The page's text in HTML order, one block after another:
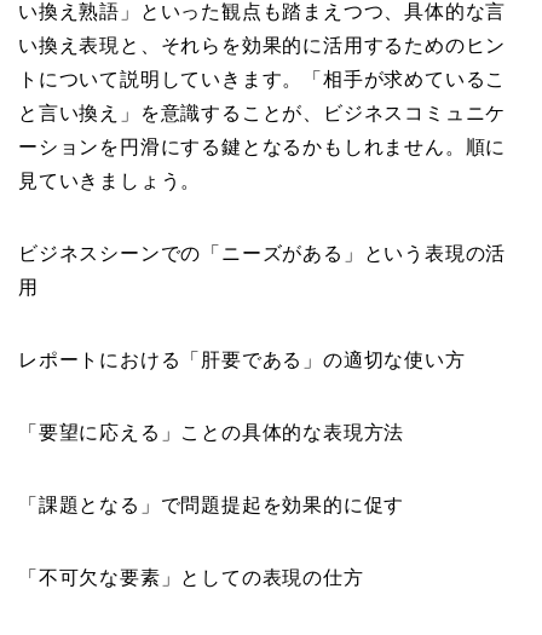
い換え熟語」といった観点も踏まえつつ、具体的な言
い換え表現と、それらを効果的に活用するためのヒン
トについて説明していきます。「相手が求めているこ
と言い換え」を意識することが、ビジネスコミュニケ
ーションを円滑にする鍵となるかもしれません。順に
見ていきましょう。
ビジネスシーンでの「ニーズがある」という表現の活
用
レポートにおける「肝要である」の適切な使い方
「要望に応える」ことの具体的な表現方法
「課題となる」で問題提起を効果的に促す
「不可欠な要素」としての表現の仕方